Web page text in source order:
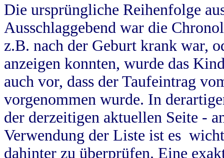
Die ursprüngliche Reihenfolge
Ausschlaggebend war die
z.B. nach der Geburt krank war,
anzeigen konnten, wurde das
auch vor, dass der Taufeintrag
vorgenommen wurde. In
der derzeitigen aktuellen Seite -
Verwendung der Liste ist es
dahinter zu überprüfen. Eine